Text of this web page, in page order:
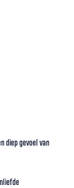
diep gevoel van